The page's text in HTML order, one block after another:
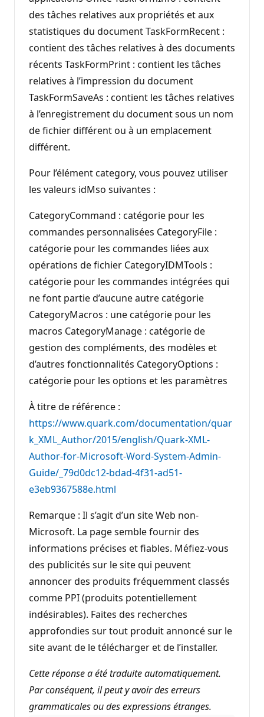
des tâches relatives aux propriétés et aux
statistiques du document TaskFormRecent :
contient des tâches relatives à des documents
récents TaskFormPrint : contient les tâches
relatives à l’impression du document
TaskFormSaveAs : contient les tâches relatives
à l’enregistrement du document sous un nom
de fichier différent ou à un emplacement
différent.
Pour l’élément category, vous pouvez utiliser
les valeurs idMso suivantes :
CategoryCommand : catégorie pour les
commandes personnalisées CategoryFile :
catégorie pour les commandes liées aux
opérations de fichier CategoryIDMTools :
catégorie pour les commandes intégrées qui
ne font partie d’aucune autre catégorie
CategoryMacros : une catégorie pour les
macros CategoryManage : catégorie de
gestion des compléments, des modèles et
d’autres fonctionnalités CategoryOptions :
catégorie pour les options et les paramètres
À titre de référence :
https://www.quark.com/documentation/quar
k_XML_Author/2015/english/Quark-XML-
Author-for-Microsoft-Word-System-Admin-
Guide/_79d0dc12-bdad-4f31-ad51-
e3eb9367588e.html
Remarque : Il s’agit d’un site Web non-
Microsoft. La page semble fournir des
informations précises et fiables. Méfiez-vous
des publicités sur le site qui peuvent
annoncer des produits fréquemment classés
comme PPI (produits potentiellement
indésirables). Faites des recherches
approfondies sur tout produit annoncé sur le
site avant de le télécharger et de l’installer.
Cette réponse a été traduite automatiquement.
Par conséquent, il peut y avoir des erreurs
grammaticales ou des expressions étranges.